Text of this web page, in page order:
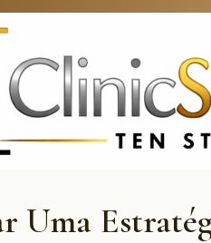
Uma